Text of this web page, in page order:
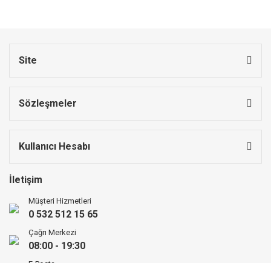
Site
Sözleşmeler
Kullanıcı Hesabı
İletişim
Müşteri Hizmetleri
0 532 512 15 65
Çağrı Merkezi
08:00 - 19:30